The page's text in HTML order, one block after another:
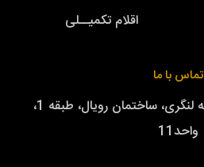
اقلام تکمیــلی
تماس با ما
تهران، اقدسیه، نرسیده به لنگری، ساختمان رویال، طبقه 1،
واحد11